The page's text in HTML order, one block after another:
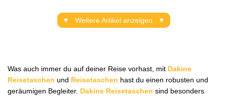
Weitere Artikel anzeigen
Was auch immer du auf deiner Reise vorhast, mit Dakine
Reisetaschen und Reisetaschen hast du einen robusten und
geräumigen Begleiter. Dakine Reisetaschen sind besonders